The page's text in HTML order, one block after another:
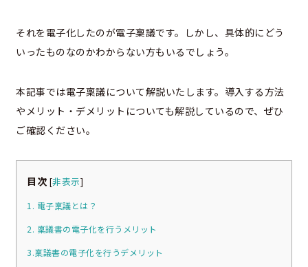
それを電子化したのが電子稟議です。しかし、具体的にどう
いったものなのかわからない方もいるでしょう。
本記事では電子稟議について解説いたします。導入する方法
やメリット・デメリットについても解説しているので、ぜひ
ご確認ください。
目次 [非表示]
1. 電子稟議とは？
2. 稟議書の電子化を行うメリット
3.稟議書の電子化を行うデメリット